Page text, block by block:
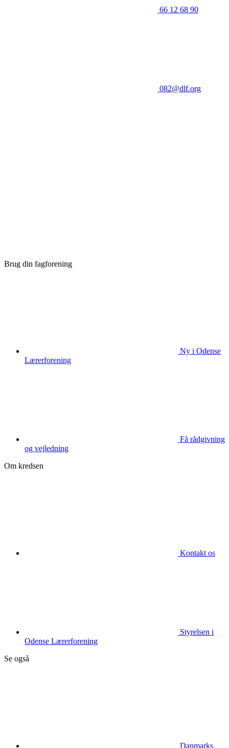
66 12 68 90
082@dlf.org
Brug din fagforening
Ny i Odense
Lærerforening
Få rådgivning
og vejledning
Om kredsen
Kontakt os
Styrelsen i
Odense Lærerforening
Se også
Danmarks